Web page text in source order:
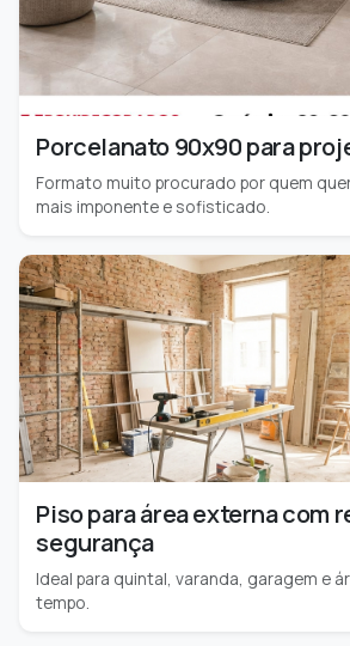
Porcelanato 90x90 para
Formato muito procurado por quem
mais imponente e sofisticado.
Piso para área externa com
segurança
Ideal para quintal, varanda, garagem e
tempo.